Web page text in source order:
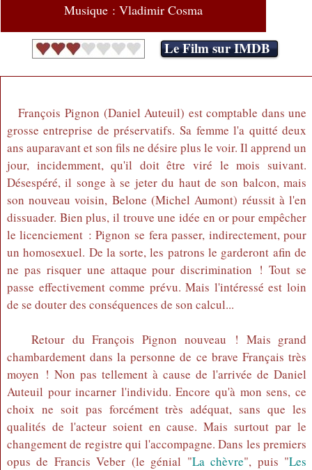
Musique : Vladimir Cosma
Le Film sur IMDB
François Pignon (Daniel Auteuil) est comptable dans une
grosse entreprise de préservatifs. Sa femme l'a quitté deux
ans auparavant et son fils ne désire plus le voir. Il apprend un
jour, incidemment, qu'il doit être viré le mois suivant.
Désespéré, il songe à se jeter du haut de son balcon, mais
son nouveau voisin, Belone (Michel Aumont) réussit à l'en
dissuader. Bien plus, il trouve une idée en or pour empêcher
le licenciement : Pignon se fera passer, indirectement, pour
un homosexuel. De la sorte, les patrons le garderont afin de
ne pas risquer une attaque pour discrimination ! Tout se
passe effectivement comme prévu. Mais l'intéressé est loin
de se douter des conséquences de son calcul...
Retour du François Pignon nouveau ! Mais grand
chambardement dans la personne de ce brave Français très
moyen ! Non pas tellement à cause de l'arrivée de Daniel
Auteuil pour incarner l'individu. Encore qu'à mon sens, ce
choix ne soit pas forcément très adéquat, sans que les
qualités de l'acteur soient en cause. Mais surtout par le
changement de registre qui l'accompagne. Dans les premiers
opus de Francis Veber (le génial "La chèvre", puis "Les